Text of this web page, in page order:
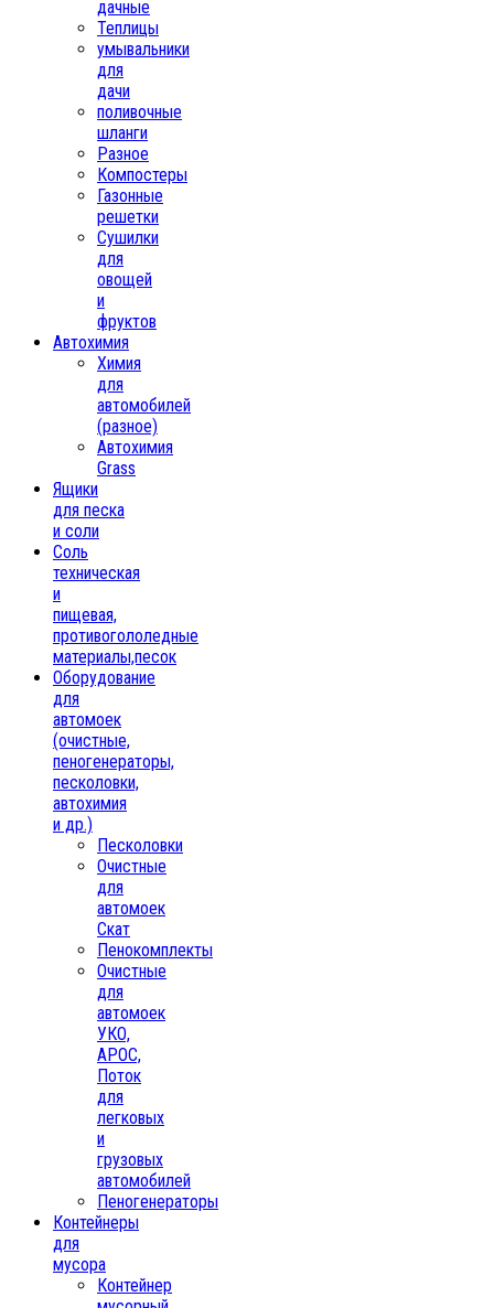
дачные
Теплицы
умывальники
для
дачи
поливочные
шланги
Разное
Компостеры
Газонные
решетки
Сушилки
для
овощей
и
фруктов
Автохимия
Химия
для
автомобилей
(разное)
Автохимия
Grass
Ящики
для песка
и соли
Соль
техническая
и
пищевая,
противогололедные
материалы,песок
Oборудование
для
автомоек
(очистные,
пеногенераторы,
песколовки,
автохимия
и др.)
Песколовки
Очистные
для
автомоек
Скат
Пенокомплекты
Очистные
для
автомоек
УКО,
АРОС,
Поток
для
легковых
и
грузовых
автомобилей
Пеногенераторы
Контейнеры
для
мусора
Контейнер